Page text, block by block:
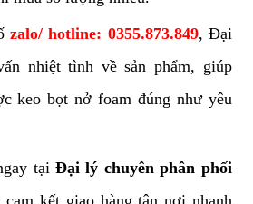
zalo/ hotline: 0355.873.849, Đại
nhiệt tình về sản phẩm, giúp
keo bọt nở foam đúng như yêu
tại Đại lý chuyên phân phối
cam kết giao hàng tận nơi nhanh